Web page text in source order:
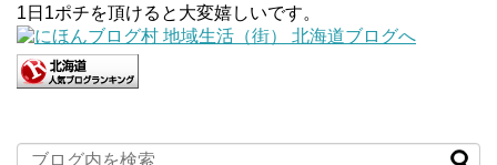
1日1ポチを頂けると大変嬉しいです。